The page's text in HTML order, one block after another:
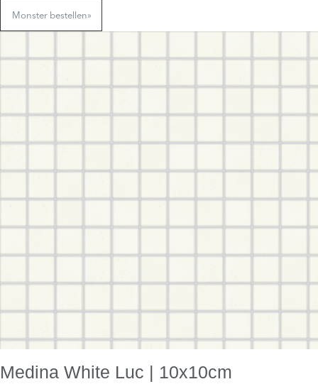
Monster bestellen»
Medina White Luc | 10x10cm